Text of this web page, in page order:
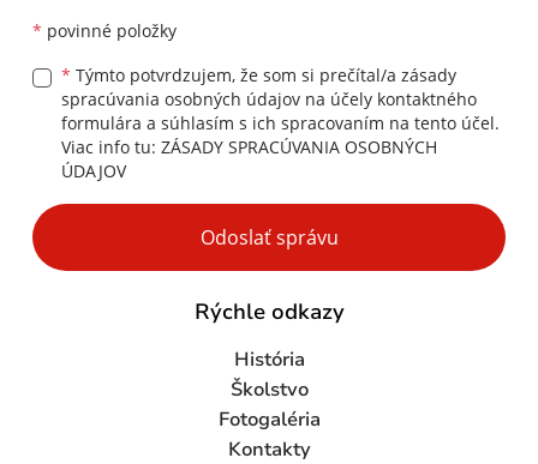
* povinné položky
* Týmto potvrdzujem, že som si prečítal/a zásady
spracúvania osobných údajov na účely kontaktného
formulára a súhlasím s ich spracovaním na tento účel.
Viac info tu: ZÁSADY SPRACÚVANIA OSOBNÝCH
ÚDAJOV
Google reCaptcha Response
Odoslať správu
Rýchle odkazy
História
Školstvo
Fotogaléria
Kontakty